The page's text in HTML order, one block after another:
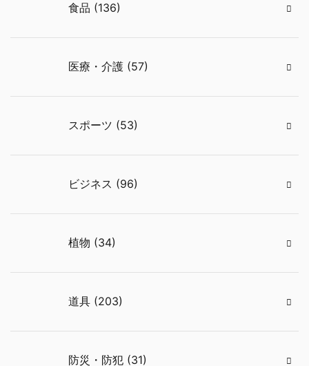
食品 (136)
医療・介護 (57)
スポーツ (53)
ビジネス (96)
植物 (34)
道具 (203)
防災・防犯 (31)